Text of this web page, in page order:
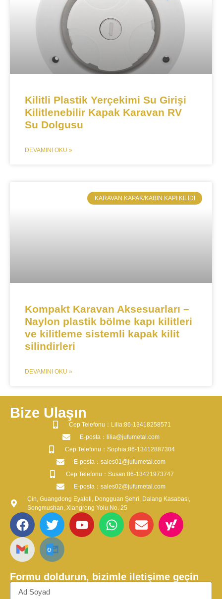
Kilitli Plastik Yerçekimi Su Girişi
Kilitlenebilir Kapak Karavan RV
Su Dolgusu
DEVAMINI OKU »
​KARAVAN KAPAK/KABIN KAPI KILIDI
Kompakt Karavan Aksesuarları –
Naylon plastik bölme kapı kilitleri
ve kilitleme sistemli kapak kilit
silindirleri
DEVAMINI OKU »
Bize Ulaşın
​Cep Telefonu：Lilia:86-13418258571
​E-posta​：lilia@jufumetal.com
​Cep Telefonu：Sophia:86-13412887304
​E-posta​：sales01@jufumetal.com
​Cep Telefonu：Susan:86-13421973747
​E-posta​：sales02@jufumetal.com
Çin, Guangdong Eyaleti, Dongguan Şehri, Dalang Kasabası,
Songmushan, Xiangrong Yolu No. 25
Formu doldurun, bizimle iletişime geçin